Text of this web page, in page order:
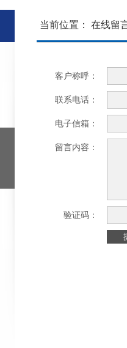
当前位置： 在线留
客户称呼：
联系电话：
电子信箱：
留言内容：
验证码：